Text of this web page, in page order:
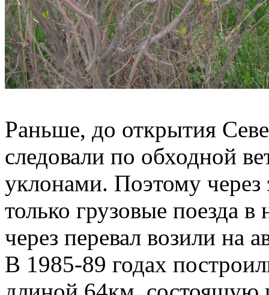
Раньше, до открытия
следовали по обходной
уклонами. Поэтому через
только грузовые поезда
через перевал возили на
В 1985-89 годах